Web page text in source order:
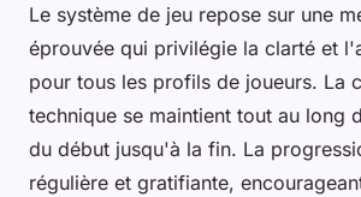
Le système de jeu repose sur une
éprouvée qui privilégie la clarté et
pour tous les profils de joueurs. La
technique se maintient tout au long
du début jusqu'à la fin. La
régulière et gratifiante,